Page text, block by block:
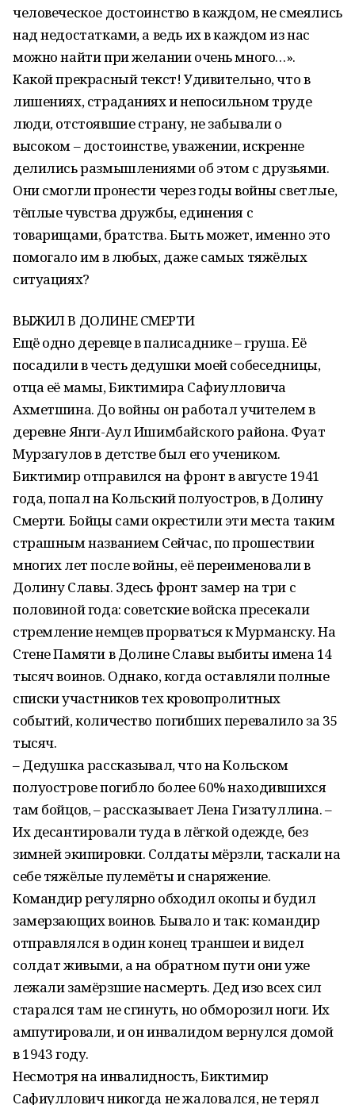
человеческое достоинство в каждом, не смеялись
над недостатками, а ведь их в каждом из нас
можно найти при желании очень много…».
Какой прекрасный текст! Удивительно, что в
лишениях, страданиях и непосильном труде
люди, отстоявшие страну, не забывали о
высоком – достоинстве, уважении, искренне
делились размышлениями об этом с друзьями.
Они смогли пронести через годы войны светлые,
тёплые чувства дружбы, единения с
товарищами, братства. Быть может, именно это
помогало им в любых, даже самых тяжёлых
ситуациях?
ВЫЖИЛ В ДОЛИНЕ СМЕРТИ
Ещё одно деревце в палисаднике – груша. Её
посадили в честь дедушки моей собеседницы,
отца её мамы, Биктимира Сафиулловича
Ахметшина. До войны он работал учителем в
деревне Янги-Аул Ишимбайского района. Фуат
Мурзагулов в детстве был его учеником.
Биктимир отправился на фронт в августе 1941
года, попал на Кольский полуостров, в Долину
Смерти. Бойцы сами окрестили эти места таким
страшным названием Сейчас, по прошествии
многих лет после войны, её переименовали в
Долину Славы. Здесь фронт замер на три с
половиной года: советские войска пресекали
стремление немцев прорваться к Мурманску. На
Стене Памяти в Долине Славы выбиты имена 14
тысяч воинов. Однако, когда оставляли полные
списки участников тех кровопролитных
событий, количество погибших перевалило за 35
тысяч.
– Дедушка рассказывал, что на Кольском
полуострове погибло более 60% находившихся
там бойцов, – рассказывает Лена Гизатуллина. –
Их десантировали туда в лёгкой одежде, без
зимней экипировки. Солдаты мёрзли, таскали на
себе тяжёлые пулемёты и снаряжение.
Командир регулярно обходил окопы и будил
замерзающих воинов. Бывало и так: командир
отправлялся в один конец траншеи и видел
солдат живыми, а на обратном пути они уже
лежали замёрзшие насмерть. Дед изо всех сил
старался там не сгинуть, но обморозил ноги. Их
ампутировали, и он инвалидом вернулся домой
в 1943 году.
Несмотря на инвалидность, Биктимир
Сафиуллович никогда не жаловался, не терял